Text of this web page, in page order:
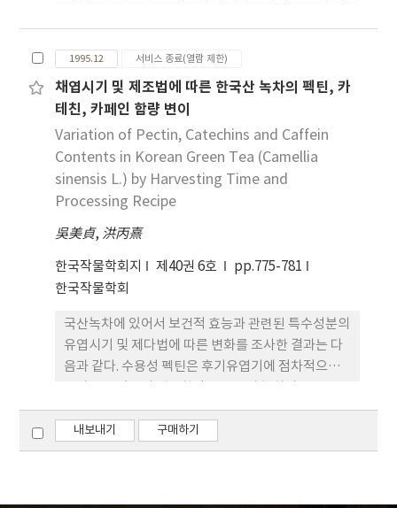
2∼4%, 기계이앙에서는 0∼3%의 증수를 보였다. 각
재배유형별 시비량간의 수량 순위는 기계이앙재배에
순이었고, 건답직파에서는 80% ＋ 20% > 100% >
80% =100% ＋ 20% 순으로 완효성 비료를 20% 감
비시 속효성 비료 20% 추가구가 수량이 높았다.
길이와 수가 각각 18.4mm, 5.2개와 I5.1mm, 3.9개
로 대조구에서의 7.9mm, 3.6개보다 월등히 촉진되
3.4 개로서 대조구보다 감소되었고 뿌리가 생성될 신
초기부에 갈변화 현상이 심하였다. 4. 한편 정상적인
배에서 얻은 식물체에서는 반대로 대조구의 평균 뿌
리 길이와 수가 14.8mm,4.9개로서 어느 처리구보다
발근이 좋았으며, IAA 농도가 증가할수록 뿌리 신장
이 비례적으로 억제되었다. 5. 반수체의 염색체 배가
(15℃ )에서는 효과가 크게 인정되었으나 높은 온도
(25℃ )에서는 배가의 효과없이 식물체 고사율만 증
가시켰다.
배아를 경시적으로 HPLC로 분석하여 옥수수 종자 발
아생리에 관한 기초결과를 얻고자 행한 본 실험의 결
과는 다음과 같다. 1. 옥수수 종자중의 momo-
oligosaccharides에서 감미종은 mono-
saccharide가, 마치종은 sucrose가 많았고, 발아
초의 높은 mono-saccharid 함량은 발아를 촉진시
켰다. 2. 발아중 옥수수 종자 식물체에서 생성되는 주
요당은 sucrose, glucose, fructose 등 3종이었다.
3. 수원19호와 Golden cross bantam 70 두 품종
급속하게 감소되고 glucose와 fructose의 함율은
증가하는 경향을 보였다. 4. 발아 유식물 전체와 배아
부위간에 있어 수원19호 및 Golden cross bantam
glucose가 배아에는 적고 배아를 포함한 전체에는
많았으나, 발아 후기에는 큰 차이를 인정할 수 없었다.
1995.12 서비스 종료(열람 제한)
채엽시기 및 제조법에 따른 한국산 녹차의 펙틴, 카
테친, 카페인 함량 변이
Variation of Pectin, Catechins and Caffein
Contents in Korean Green Tea (Camellia
sinensis L.) by Harvesting Time and
Processing Recipe
吳美貞, 洪丙熹
한국작물학회지 제40권 6호
pp.775-781
한국작물학회
국산녹차에 있어서 보건적 효능과 관련된 특수성분의
유엽시기 및 제다법에 따른 변화를 조사한 결과는 다
음과 같다. 수용성 펙틴은 후기유엽기에 점차적으로
부춘리 녹차가 1.84%이었다. 생엽에 대한 제다엽의
변화는 증다법 22.8%, 부초법 17.9% 증가하였다. 총
엽록소는 후기유엽기로 갈수록 증가하여 1번 유엽기
내보내기 구매하기